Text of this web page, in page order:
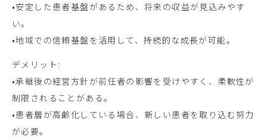
•安定した患者基盤があるため、将来の収益が見込みやす
い。
•地域での信頼基盤を活用して、持続的な成長が可能。
デメリット:
•承継後の経営方針が前任者の影響を受けやすく、柔軟性が
制限されることがある。
•患者層が高齢化している場合、新しい患者を取り込む努力
が必要。